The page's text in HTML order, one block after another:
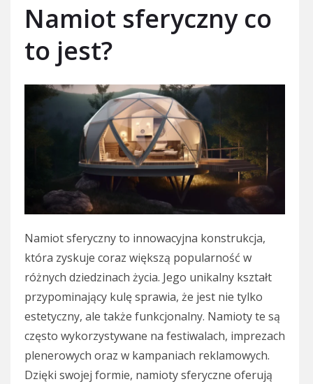
Namiot sferyczny co
to jest?
Namiot sferyczny to innowacyjna konstrukcja,
która zyskuje coraz większą popularność w
różnych dziedzinach życia. Jego unikalny kształt
przypominający kulę sprawia, że jest nie tylko
estetyczny, ale także funkcjonalny. Namioty te są
często wykorzystywane na festiwalach, imprezach
plenerowych oraz w kampaniach reklamowych.
Dzięki swojej formie, namioty sferyczne oferują